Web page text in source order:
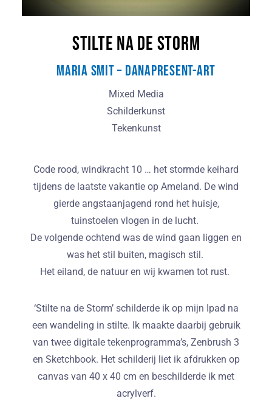
Stilte na de Storm
Maria Smit – DanaPresent-Art
Mixed Media
Schilderkunst
Tekenkunst
Code rood, windkracht 10 … het stormde keihard
tijdens de laatste vakantie op Ameland. De wind
gierde angstaanjagend rond het huisje,
tuinstoelen vlogen in de lucht.
De volgende ochtend was de wind gaan liggen en
was het stil buiten, magisch stil.
Het eiland, de natuur en wij kwamen tot rust.
‘Stilte na de Storm’ schilderde ik op mijn Ipad na
een wandeling in stilte. Ik maakte daarbij gebruik
van twee digitale tekenprogramma’s, Zenbrush 3
en Sketchbook. Het schilderij liet ik afdrukken op
canvas van 40 x 40 cm en beschilderde ik met
acrylverf.